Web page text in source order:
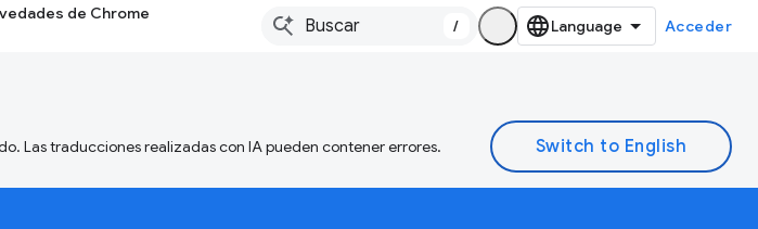
de Chrome
/ Acceder
Las traducciones realizadas con IA pueden contener errores.